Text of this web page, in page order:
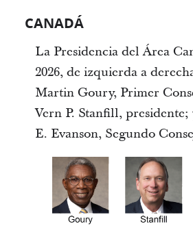
CANADÁ
La Presidencia del Área
2026, de izquierda a
Martin Goury, Primer
Vern P. Stanfill, presidente;
E. Evanson, Segundo